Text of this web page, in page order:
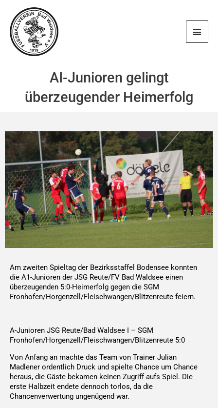
Inhalt
springen
AI-Junioren gelingt
überzeugender Heimerfolg
Am zweiten Spieltag der Bezirksstaffel Bodensee konnten
die A1-Junioren der JSG Reute/FV Bad Waldsee einen
überzeugenden 5:0-Heimerfolg gegen die SGM
Fronhofen/Horgenzell/Fleischwangen/Blitzenreute feiern.
A-Junioren JSG Reute/Bad Waldsee I – SGM
Fronhofen/Horgenzell/Fleischwangen/Blitzenreute 5:0
Von Anfang an machte das Team von Trainer Julian
Madlener ordentlich Druck und spielte Chance um Chance
heraus, die Gäste bekamen keinen Zugriff aufs Spiel. Die
erste Halbzeit endete dennoch torlos, da die
Chancenverwertung ungenügend war.